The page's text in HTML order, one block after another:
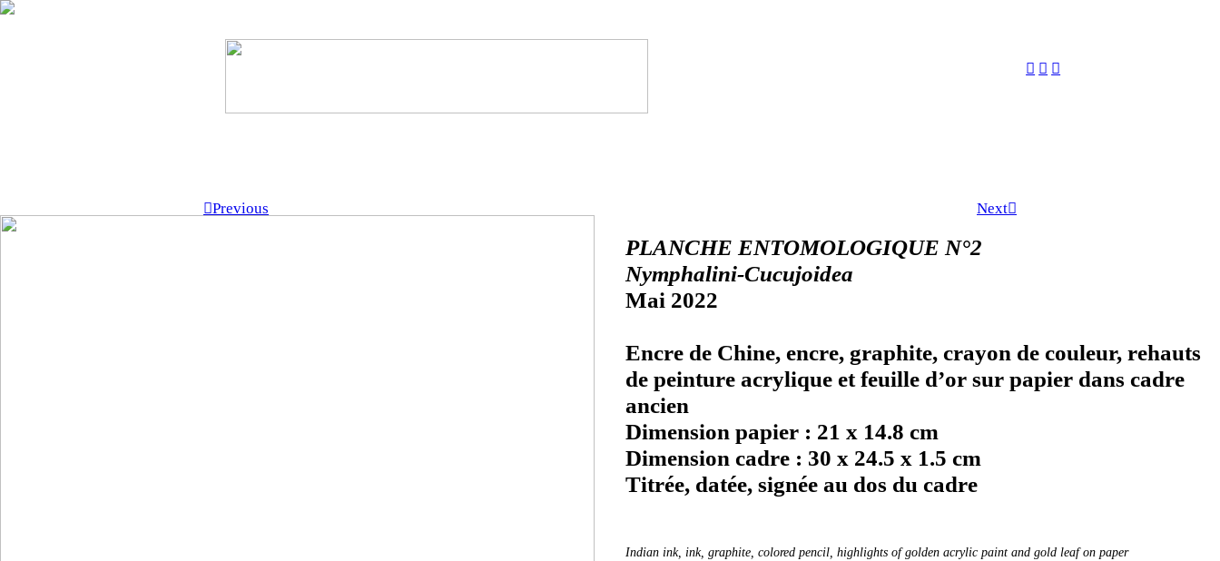
︎ ︎ ︎
︎Previous Next︎
PLANCHE ENTOMOLOGIQUE N°2
Nymphalini-Cucujoidea
Mai 2022
Encre de Chine, encre, graphite, crayon de couleur, rehauts
de peinture acrylique et feuille d’or sur papier dans cadre
ancien
Dimension papier : 21 x 14.8 cm
Dimension cadre : 30 x 24.5 x 1.5 cm
Titrée, datée, signée au dos du cadre
Indian ink, ink, graphite, colored pencil, highlights of golden acrylic paint and gold leaf on paper